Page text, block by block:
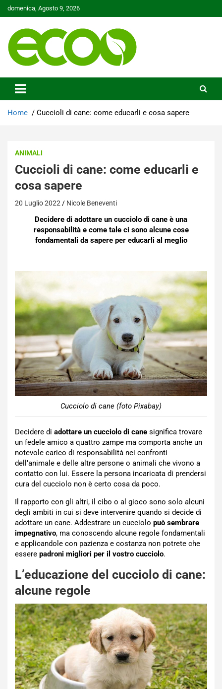
Skip
to
domenica, Agosto 9, 2026
Ecoo.it
Home Cuccioli di cane: come educarli e cosa sapere
ANIMALI
Cuccioli di cane: come educarli e
cosa sapere
20 Luglio 2022 Nicole Beneventi
Decidere di adottare un cucciolo di cane è una
responsabilità e come tale ci sono alcune cose
fondamentali da sapere per educarli al meglio
Cucciolo di cane (foto Pixabay)
Decidere di adottare un cucciolo di cane significa trovare
un fedele amico a quattro zampe ma comporta anche un
notevole carico di responsabilità nei confronti
dell’animale e delle altre persone o animali che vivono a
contatto con lui. Essere la persona incaricata di prendersi
cura del cucciolo non è certo cosa da poco.
Il rapporto con gli altri, il cibo o al gioco sono solo alcuni
degli ambiti in cui si deve intervenire quando si decide di
adottare un cane. Addestrare un cucciolo può sembrare
impegnativo, ma conoscendo alcune regole fondamentali
e applicandole con pazienza e costanza non potrete che
essere padroni migliori per il vostro cucciolo.
L’educazione del cucciolo di cane:
alcune regole